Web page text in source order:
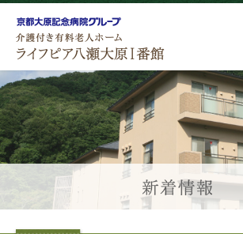
私たちの想い
ライフピアの暮らし
ライフピアの暮らし
医療・看護体制
医療看護体制